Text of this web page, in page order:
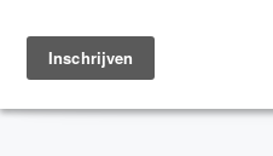
Toggle
navigation